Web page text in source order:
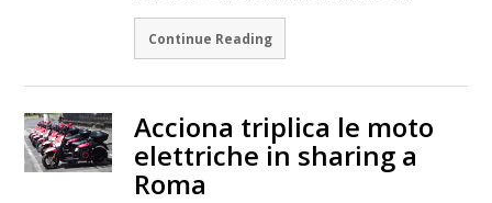
Continue Reading
Acciona triplica le moto
elettriche in sharing a
Roma